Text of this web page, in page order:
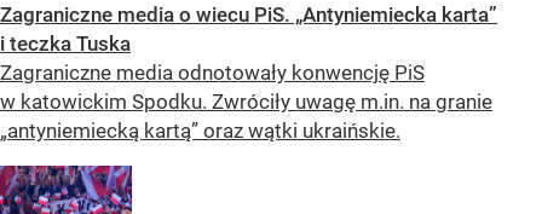
Zagraniczne media o wiecu PiS. „Antyniemiecka karta”
i teczka Tuska
Zagraniczne media odnotowały konwencję PiS
w katowickim Spodku. Zwróciły uwagę m.in. na granie
„antyniemiecką kartą” oraz wątki ukraińskie.